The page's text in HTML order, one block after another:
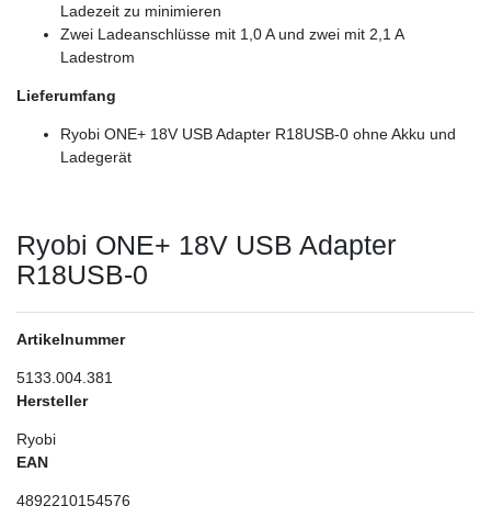
Ladezeit zu minimieren
Zwei Ladeanschlüsse mit 1,0 A und zwei mit 2,1 A
Ladestrom
Lieferumfang
Ryobi ONE+ 18V USB Adapter R18USB-0 ohne Akku und
Ladegerät
Ryobi ONE+ 18V USB Adapter
R18USB-0
Artikelnummer
5133.004.381
Hersteller
Ryobi
EAN
4892210154576